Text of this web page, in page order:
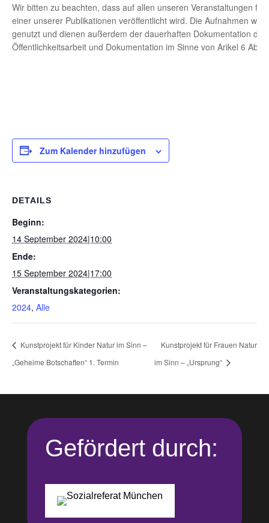
Wir bitten zu beachten, dass auf allen unseren Veranstaltungen
einer unserer Publikationen veröffentlicht wird. Die Aufnahmen
genutzt und dienen außerdem der dauerhaften Dokumentation
Öffentlichkeitsarbeit und Dokumentation im Sinne von Arikel 6 Abs.
Zum Kalender hinzufügen
DETAILS
Beginn:
14 September 2024|10:00
Ende:
15 September 2024|17:00
Veranstaltungskategorien:
2024, Alle
Kunstprojekt für Kinder Natur im Sinn –
„Geheime Botschaften“ 1. Termin
Kunstprojekt für Frauen Natur
im Sinn – „Ursprung“
Gefördert durch: